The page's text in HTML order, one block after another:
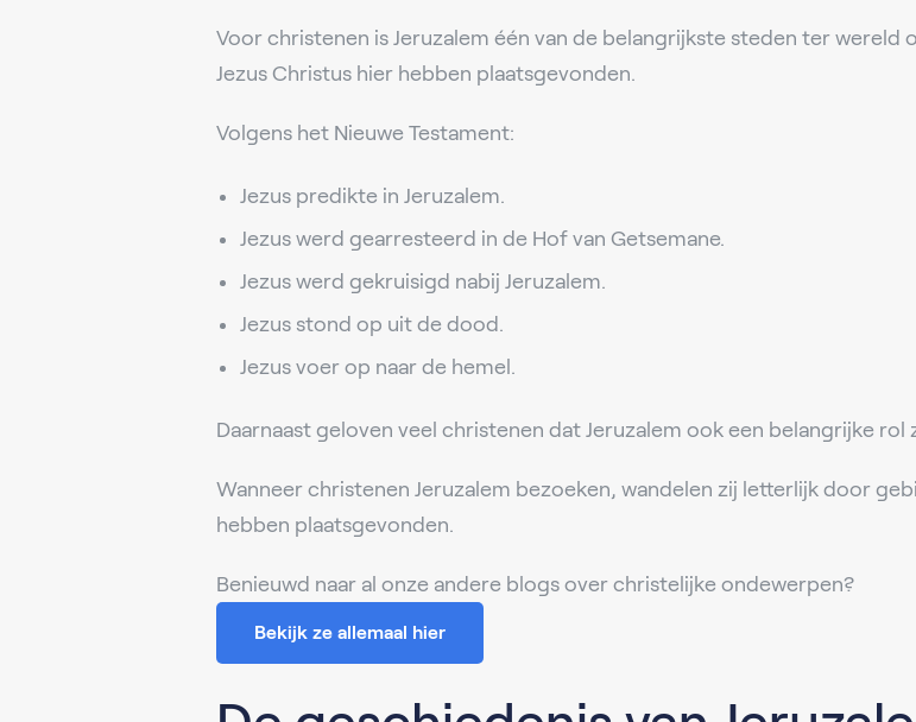
Voor christenen is Jeruzalem één van de belangrijkste steden ter wereld
Jezus Christus hier hebben plaatsgevonden.
Volgens het Nieuwe Testament:
Jezus predikte in Jeruzalem.
Jezus werd gearresteerd in de Hof van Getsemane.
Jezus werd gekruisigd nabij Jeruzalem.
Jezus stond op uit de dood.
Jezus voer op naar de hemel.
Daarnaast geloven veel christenen dat Jeruzalem ook een belangrijke
Wanneer christenen Jeruzalem bezoeken, wandelen zij letterlijk door
hebben plaatsgevonden.
Benieuwd naar al onze andere blogs over christelijke ondewerpen?
Bekijk ze allemaal hier